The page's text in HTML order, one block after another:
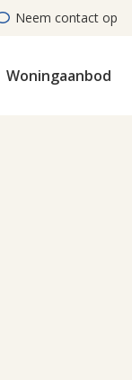
Neem contact op
Woningaanbod